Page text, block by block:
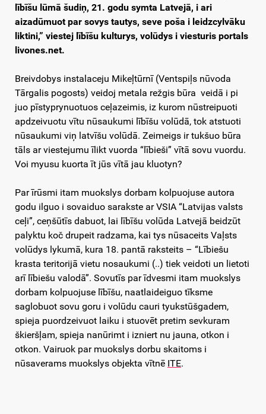
lībīšu lūmā šudiņ, 21. godu symta Latvejā, i ari
aizadūmuot par sovys tautys, seve poša i leidzcylvāku
liktini,” viestej lībīšu kulturys, volūdys i viesturis portals
livones.net.
Breivdobys instalaceju Mikeļtūrnī (Ventspiļs nūvoda
Tārgalis pogosts) veidoj metala režgis būra veidā i pi
juo pīstyprynuotuos ceļazeimis, iz kurom nūstreipuoti
apdzeivuotu vītu nūsaukumi lībīšu volūdā, tok atstuoti
nūsaukumi viņ latvīšu volūdā. Zeimeigs ir tukšuo būra
tāls ar viestejumu īlikt vuorda “lībieši” vītā sovu vuordu.
Voi myusu kuorta īt jūs vītā jau kluotyn?
Par īrūsmi itam muokslys dorbam kolpuojuse autora
godu ilguo i sovaiduo sarakste ar VSIA “Latvijas valsts
ceļi”, ceņšūtīs dabuot, lai lībīšu volūda Latvejā beidzūt
palyktu koč drupeit radzama, kai tys nūsaceits Vaļsts
volūdys lykumā, kura 18. pantā raksteits – “Lībiešu
krasta teritorijā vietu nosaukumi (..) tiek veidoti un lietoti
arī lībiešu valodā”. Sovutīs par īdvesmi itam muokslys
dorbam kolpuojuse lībīšu, naatlaideiguo tīksme
saglobuot sovu goru i volūdu cauri tyukstūšgadem,
spieja puordzeivuot laiku i stuovēt pretim sevkuram
škieršļam, spieja nanūrimt i izniert nu jauna, otkon i
otkon. Vairuok par muokslys dorbu skaitoms i
nūsaverams muokslys objekta vītnē ITE.